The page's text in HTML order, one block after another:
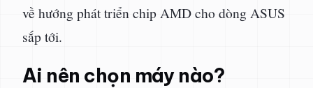
về hướng phát triển chip AMD cho dòng ASUS
sắp tới.
Ai nên chọn máy nào?